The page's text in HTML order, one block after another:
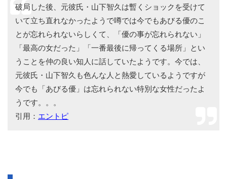
破局した後、元彼氏・山下智久は暫くショックを受けて
いて立ち直れなかったようで噂では今でもあびる優のこ
とが忘れられないらしくて、「優の事が忘れられない」
「最高の女だった」「一番最後に帰ってくる場所」とい
うことを仲の良い知人に話していたようです。今では、
元彼氏・山下智久も色んな人と熱愛しているようですが
今でも「あびる優」は忘れられない特別な女性だったよ
うです。。。
引用： エントピ